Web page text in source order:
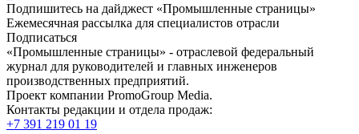
Подпишитесь на дайджест «Промышленные страницы»
Ежемесячная рассылка для специалистов отрасли
Подписаться
«Промышленные страницы» - отраслевой федеральный
журнал для руководителей и главных инженеров
производственных предприятий.
Проект компании PromoGroup Media.
Контакты редакции и отдела продаж:
+7 391 219 01 19